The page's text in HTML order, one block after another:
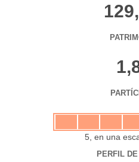
5, en una
PERFIL